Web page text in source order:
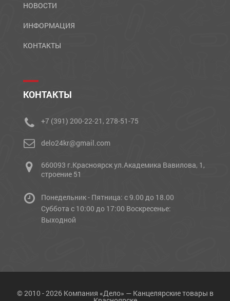
НОВОСТИ
ИНФОРМАЦИЯ
КОНТАКТЫ
КОНТАКТЫ
+7 (391) 200-22-21, 278-51-75
delo24kr@gmail.com
660093 г.Красноярск ул.Академика Вавилова, 1,
строение 51
Понедельник - Пятница: с 9.00 до 18.00
Cуббота с 10:00 до 17:00 Воскресенье:
Выходной
© 2010 - 2026 Компания «Дело» — Канцелярские товары в